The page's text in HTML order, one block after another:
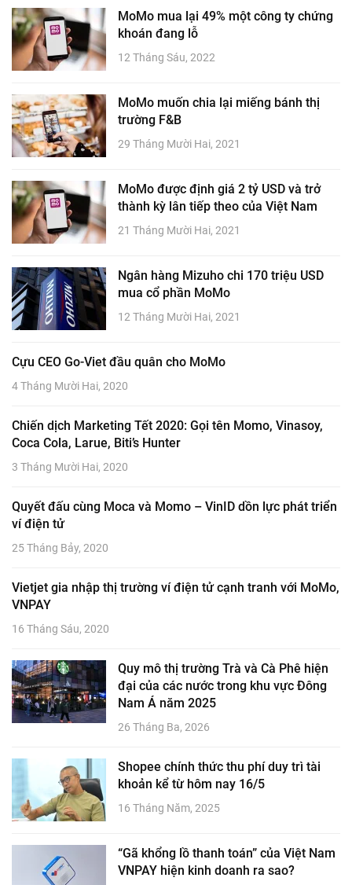
MoMo mua lại 49% một công ty chứng
khoán đang lỗ
12 Tháng Sáu, 2022
MoMo muốn chia lại miếng bánh thị
trường F&B
29 Tháng Mười Hai, 2021
MoMo được định giá 2 tỷ USD và trở
thành kỳ lân tiếp theo của Việt Nam
21 Tháng Mười Hai, 2021
Ngân hàng Mizuho chi 170 triệu USD
mua cổ phần MoMo
12 Tháng Mười Hai, 2021
Cựu CEO Go-Viet đầu quân cho MoMo
4 Tháng Mười Hai, 2020
Chiến dịch Marketing Tết 2020: Gọi tên Momo, Vinasoy,
Coca Cola, Larue, Biti’s Hunter
3 Tháng Mười Hai, 2020
Quyết đấu cùng Moca và Momo – VinID dồn lực phát triển
ví điện tử
25 Tháng Bảy, 2020
Vietjet gia nhập thị trường ví điện tử cạnh tranh với MoMo,
VNPAY
16 Tháng Sáu, 2020
Quy mô thị trường Trà và Cà Phê hiện
đại của các nước trong khu vực Đông
Nam Á năm 2025
26 Tháng Ba, 2026
Shopee chính thức thu phí duy trì tài
khoản kể từ hôm nay 16/5
16 Tháng Năm, 2025
“Gã khổng lồ thanh toán” của Việt Nam
VNPAY hiện kinh doanh ra sao?